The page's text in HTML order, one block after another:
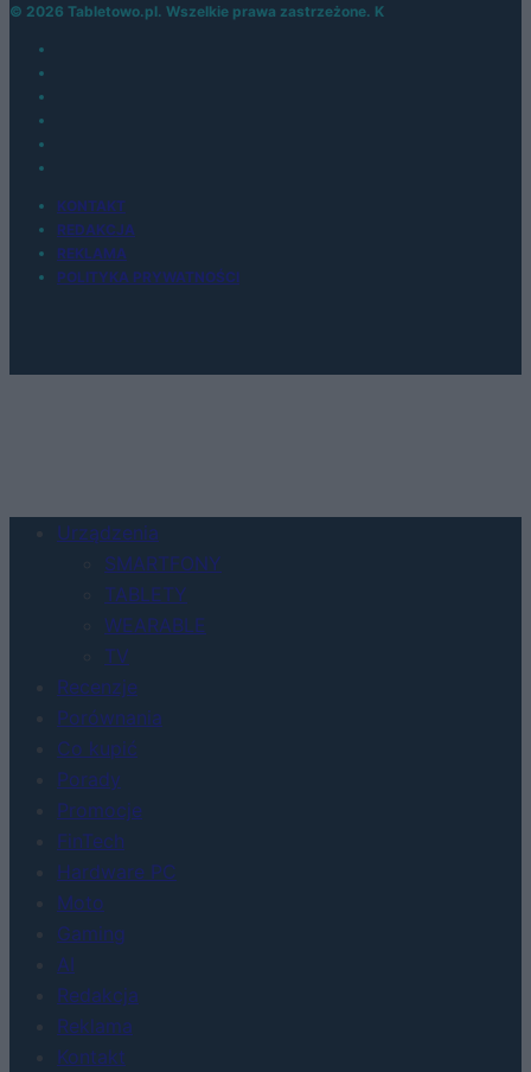
© 2026 Tabletowo.pl. Wszelkie prawa zastrzeżone. K
KONTAKT
REDAKCJA
REKLAMA
POLITYKA PRYWATNOŚCI
Urządzenia
SMARTFONY
TABLETY
WEARABLE
TV
Recenzje
Porównania
Co kupić
Porady
Promocje
FinTech
Hardware PC
Moto
Gaming
AI
Redakcja
Reklama
Kontakt